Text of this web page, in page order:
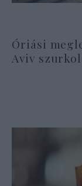
Óriási
Aviv